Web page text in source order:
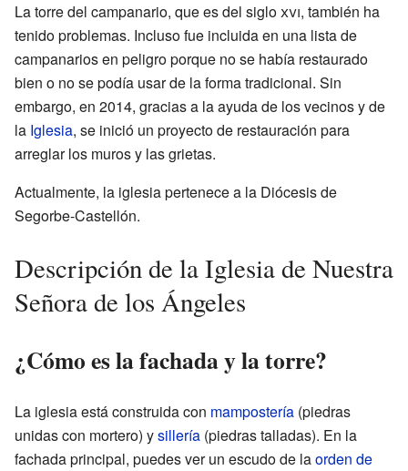
La torre del campanario, que es del sigloxvi, también ha
tenido problemas. Incluso fue incluida en una lista de
campanarios en peligro porque no se había restaurado
bien o no se podía usar de la forma tradicional. Sin
embargo, en 2014, gracias a la ayuda de los vecinos y de
la Iglesia, se inició un proyecto de restauración para
arreglar los muros y las grietas.
Actualmente, la iglesia pertenece a la Diócesis de
Segorbe-Castellón.
Descripción de la Iglesia de Nuestra
Señora de los Ángeles
¿Cómo es la fachada y la torre?
La iglesia está construida con mampostería (piedras
unidas con mortero) ysillería (piedras talladas). En la
fachada principal, puedes ver un escudo de laorden de